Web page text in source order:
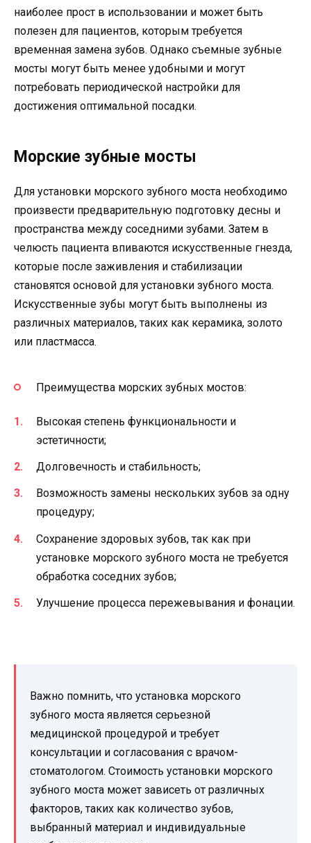
наиболее прост в использовании и может быть
полезен для пациентов, которым требуется
временная замена зубов. Однако съемные зубные
мосты могут быть менее удобными и могут
потребовать периодической настройки для
достижения оптимальной посадки.
Морские зубные мосты
Для установки морского зубного моста необходимо
произвести предварительную подготовку десны и
пространства между соседними зубами. Затем в
челюсть пациента впиваются искусственные гнезда,
которые после заживления и стабилизации
становятся основой для установки зубного моста.
Искусственные зубы могут быть выполнены из
различных материалов, таких как керамика, золото
или пластмасса.
Преимущества морских зубных мостов:
Высокая степень функциональности и
эстетичности;
Долговечность и стабильность;
Возможность замены нескольких зубов за одну
процедуру;
Сохранение здоровых зубов, так как при
установке морского зубного моста не требуется
обработка соседних зубов;
Улучшение процесса пережевывания и фонации.
Важно помнить, что установка морского
зубного моста является серьезной
медицинской процедурой и требует
консультации и согласования с врачом-
стоматологом. Стоимость установки морского
зубного моста может зависеть от различных
факторов, таких как количество зубов,
выбранный материал и индивидуальные